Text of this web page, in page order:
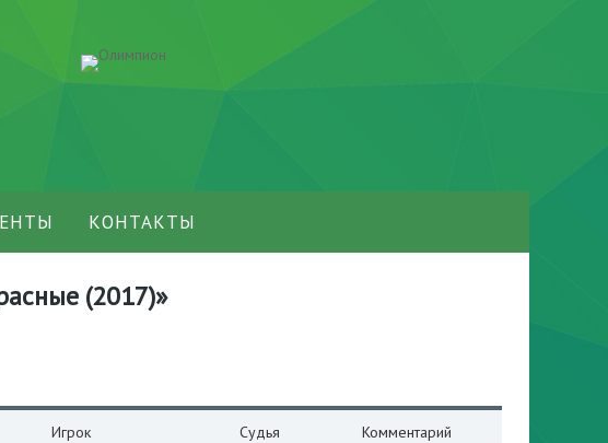
КОНТАКТЫ
(2017)»
Игрок Судья Комментарий